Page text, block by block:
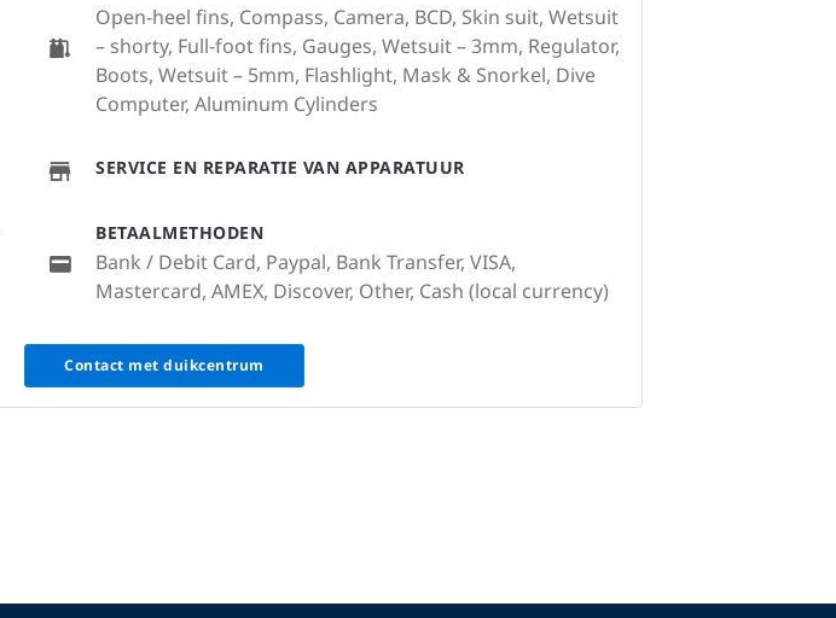
Open-heel fins, Compass, Camera, BCD, Skin suit, Wetsuit
– shorty, Full-foot fins, Gauges, Wetsuit – 3mm, Regulator,
Boots, Wetsuit – 5mm, Flashlight, Mask & Snorkel, Dive
Computer, Aluminum Cylinders
SERVICE EN REPARATIE VAN APPARATUUR
BETAALMETHODEN
Bank / Debit Card, Paypal, Bank Transfer, VISA,
Mastercard, AMEX, Discover, Other, Cash (local currency)
Contact met duikcentrum